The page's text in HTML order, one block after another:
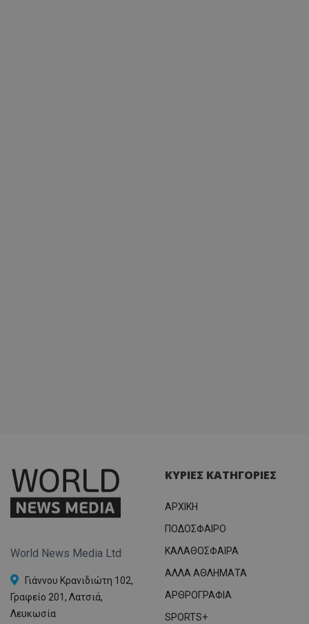
World News Media Ltd
Γιάννου Κρανιδιώτη 102,
Γραφείο 201, Λατσιά,
Λευκωσία
ΚΥΡΙΕΣ ΚΑΤΗΓΟΡΙΕΣ
ΑΡΧΙΚΗ
ΠΟΔΟΣΦΑΙΡΟ
ΚΑΛΑΘΟΣΦΑΙΡΑ
ΑΛΛΑ ΑΘΛΗΜΑΤΑ
ΑΡΘΡΟΓΡΑΦΙΑ
SPORTS+